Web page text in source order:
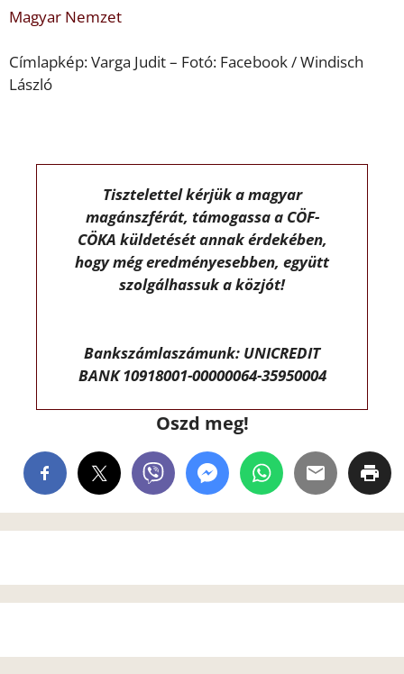
Magyar Nemzet
Címlapkép: Varga Judit – Fotó: Facebook / Windisch
László
Tisztelettel kérjük a magyar
magánszférát, támogassa a CÖF-
CÖKA küldetését annak érdekében,
hogy még eredményesebben, együtt
szolgálhassuk a közjót!
Bankszámlaszámunk: UNICREDIT
BANK 10918001-00000064-35950004
Oszd meg!